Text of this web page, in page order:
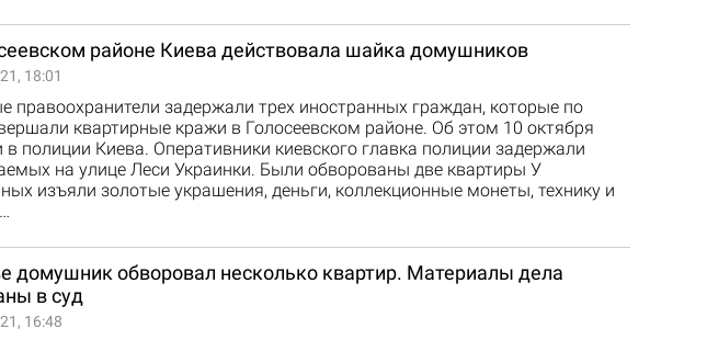
районе Киева действовала шайка домушников
18:01
правоохранители задержали трех иностранных граждан, которые по
квартирные кражи в Голосеевском районе. Об этом 10 октября
полиции Киева. Оперативники киевского главка полиции задержали
на улице Леси Украинки. Были обворованы две квартиры У
изъяли золотые украшения, деньги, коллекционные монеты, технику и
домушник обворовал несколько квартир. Материалы дела
в суд
16:48